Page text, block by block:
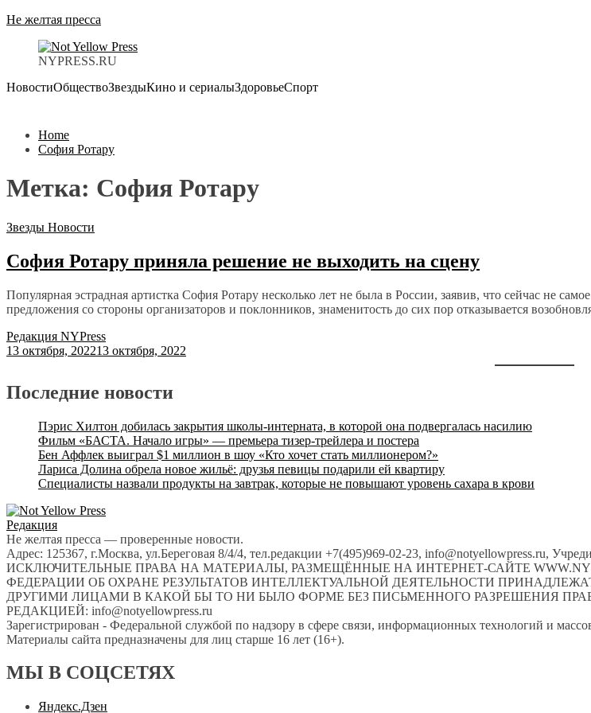
Не желтая пресса
NYPRESS.RU
НовостиОбществоЗвездыКино и сериалыЗдоровьеСпорт
Home
София Ротару
Метка: София Ротару
Звезды Новости
София Ротару приняла решение не выходить на сцену
Популярная эстрадная артистка София Ротару несколько лет не была в России, заявив, что сейчас не
предложения со стороны организаторов и поклонников, знаменитость до сих пор отказывается
Редакция NYPress
13 октября, 202213 октября, 2022
Последние новости
Пэрис Хилтон добилась закрытия школы-интерната, в которой она подвергалась насилию
Фильм «БАСТА. Начало игры» — премьера тизер-трейлера и постера
Бен Аффлек выиграл $1 миллион в шоу «Кто хочет стать миллионером?»
Лариса Долина обрела новое жильё: друзья певицы подарили ей квартиру
Специалисты назвали продукты на завтрак, которые не повышают уровень сахара в крови
Редакция
Не желтая пресса — проверенные новости.
Адрес: 125367, г.Москва, ул.Береговая 8/4/4, тел.редакции +7(495)969-02-23, info@notyellowpress.ru,
ИСКЛЮЧИТЕЛЬНЫЕ ПРАВА НА МАТЕРИАЛЫ, РАЗМЕЩЁННЫЕ НА ИНТЕРНЕТ-САЙТЕ
ФЕДЕРАЦИИ ОБ ОХРАНЕ РЕЗУЛЬТАТОВ ИНТЕЛЛЕКТУАЛЬНОЙ ДЕЯТЕЛЬНОСТИ
ДРУГИМИ ЛИЦАМИ В КАКОЙ БЫ ТО НИ БЫЛО ФОРМЕ БЕЗ ПИСЬМЕННОГО РАЗРЕШЕНИЯ
РЕДАКЦИЕЙ: info@notyellowpress.ru
Зарегистрирован - Федеральной службой по надзору в сфере связи, информационных технологий и
Материалы сайта предназначены для лиц старше 16 лет (16+).
МЫ В СОЦСЕТЯХ
Яндекс.Дзен